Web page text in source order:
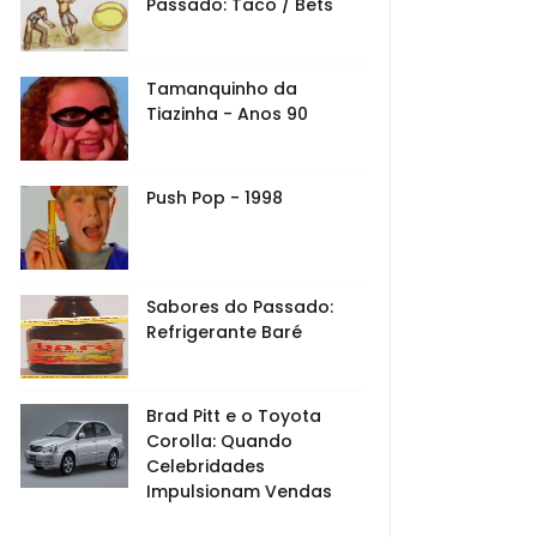
Passado: Taco / Bets
Tamanquinho da
Tiazinha - Anos 90
Push Pop - 1998
Sabores do Passado:
Refrigerante Baré
Brad Pitt e o Toyota
Corolla: Quando
Celebridades
Impulsionam Vendas